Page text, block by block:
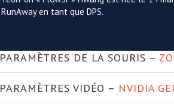
RunAway en tant que DPS.
PARAMÈTRES DE LA SOURIS –
PARAMÈTRES VIDÉO – NVIDIA